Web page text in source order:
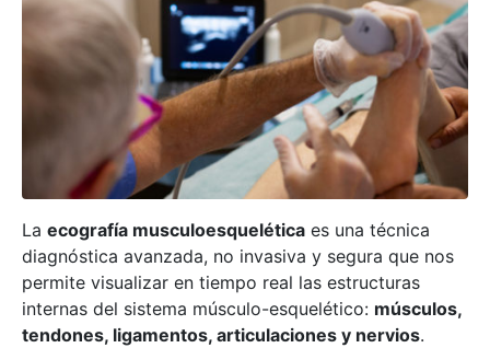
La ecografía musculoesquelética es una técnica
diagnóstica avanzada, no invasiva y segura que nos
permite visualizar en tiempo real las estructuras
internas del sistema músculo-esquelético: músculos,
tendones, ligamentos, articulaciones y nervios.